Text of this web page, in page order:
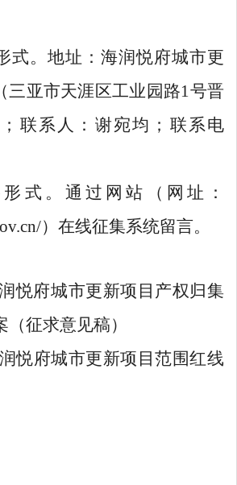
式。 地址：海润悦府城市更
三亚市天涯区工业园路1 号晋
联系人：谢宛均；联系电
式。 通过网站（网址：
）在线征集系统留言。
悦府城市更新项目产权归集
（征求意见稿）
悦府城市更新项目范围红线